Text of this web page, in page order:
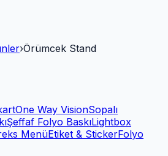
›Örümcek Stand
One Way VisionSopalı
Şeffaf Folyo BaskıLightbox
MenüEtiket & StickerFolyo